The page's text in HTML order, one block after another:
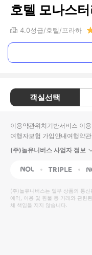
호텔 모나스터
4.0성급 호텔 프라하
객실선택
이용약관위치기반서비스 이
여행자보험 가입안내여행약관
(주)놀유니버스 사업자 정보
NOL Triple
(주)놀유니버스는 일부 상품의 통
예약, 이용 및 환불 등 거래와 관련
체 책임을 지지 않습니다.